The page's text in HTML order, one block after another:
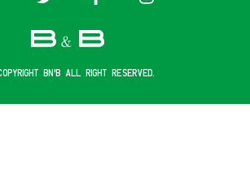
B&B ALL RIGHT RESERVED.